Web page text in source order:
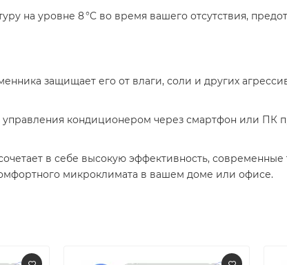
на уровне 8 °C во время вашего отсутствия,
защищает его от влаги, соли и других
управления кондиционером через смартфон или ПК
в себе высокую эффективность,
микроклимата в вашем доме или офисе.